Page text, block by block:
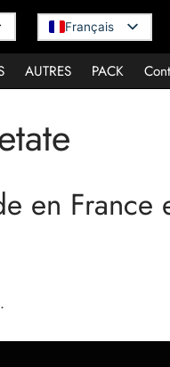
Français
AUTRES PACK
en France